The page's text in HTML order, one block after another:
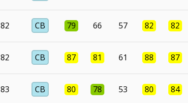
CB 79 66 57 82 82
CB 87 81 61 88 87
CB 80 78 53 80 84